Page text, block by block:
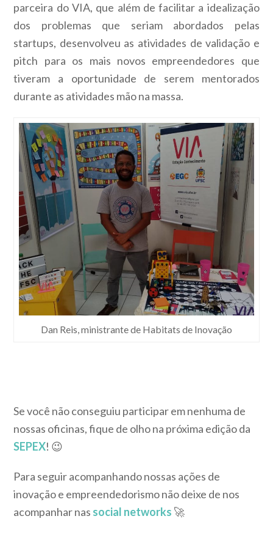
parceira do VIA, que além de facilitar a idealização
dos problemas que seriam abordados pelas
startups, desenvolveu as atividades de validação e
pitch para os mais novos empreendedores que
tiveram a oportunidade de serem mentorados
durante as atividades mão na massa.
Dan Reis, ministrante de Habitats de Inovação
Se você não conseguiu participar em nenhuma de
nossas oficinas, fique de olho na próxima edição da
SEPEX! 😉
Para seguir acompanhando nossas ações de
inovação e empreendedorismo não deixe de nos
acompanhar nas social networks 🚀